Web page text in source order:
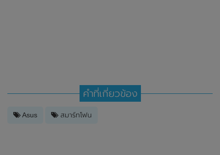
คำที่เกี่ยวข้อง
Asus สมาร์ทโฟน